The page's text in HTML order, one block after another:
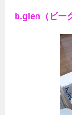
b.glen（ビー